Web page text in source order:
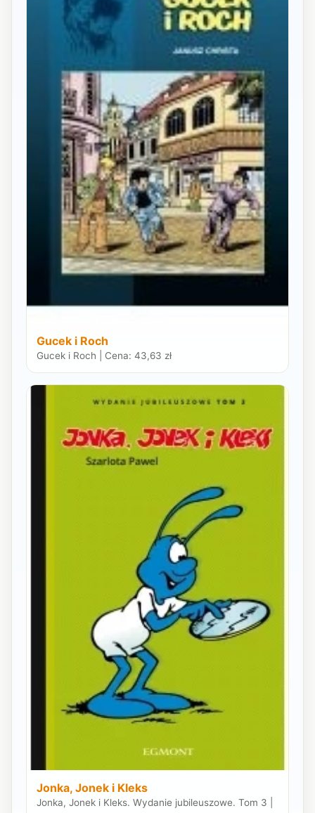
Gucek i Roch
Gucek i Roch | Cena: 43,63 zł
Jonka, Jonek i Kleks
Jonka, Jonek i Kleks. Wydanie jubileuszowe. Tom 3 |